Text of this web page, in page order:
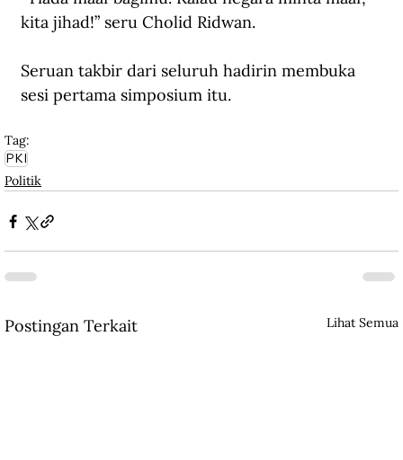
kita jihad!” seru Cholid Ridwan.
Seruan takbir dari seluruh hadirin membuka
sesi pertama simposium itu.
Tag:
PKI
Politik
Postingan Terkait Lihat Semua